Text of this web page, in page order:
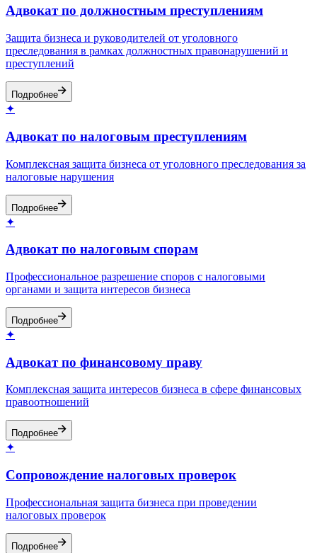
Адвокат по должностным преступлениям
Защита бизнеса и руководителей от уголовного
преследования в рамках должностных правонарушений и
преступлений
Подробнее
✦
Адвокат по налоговым преступлениям
Комплексная защита бизнеса от уголовного преследования за
налоговые нарушения
Подробнее
✦
Адвокат по налоговым спорам
Профессиональное разрешение споров с налоговыми
органами и защита интересов бизнеса
Подробнее
✦
Адвокат по финансовому праву
Комплексная защита интересов бизнеса в сфере финансовых
правоотношений
Подробнее
✦
Сопровождение налоговых проверок
Профессиональная защита бизнеса при проведении
налоговых проверок
Подробнее